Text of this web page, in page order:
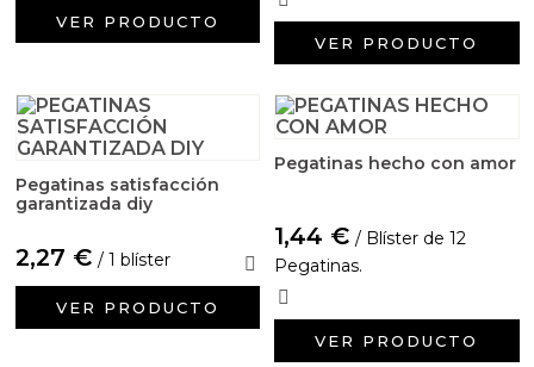
VER PRODUCTO
VER PRODUCTO
Pegatinas satisfacción
garantizada diy
2,27 € / 1 blíster
VER PRODUCTO
Pegatinas hecho con amor
1,44 € / Blíster de 12
Pegatinas.
VER PRODUCTO